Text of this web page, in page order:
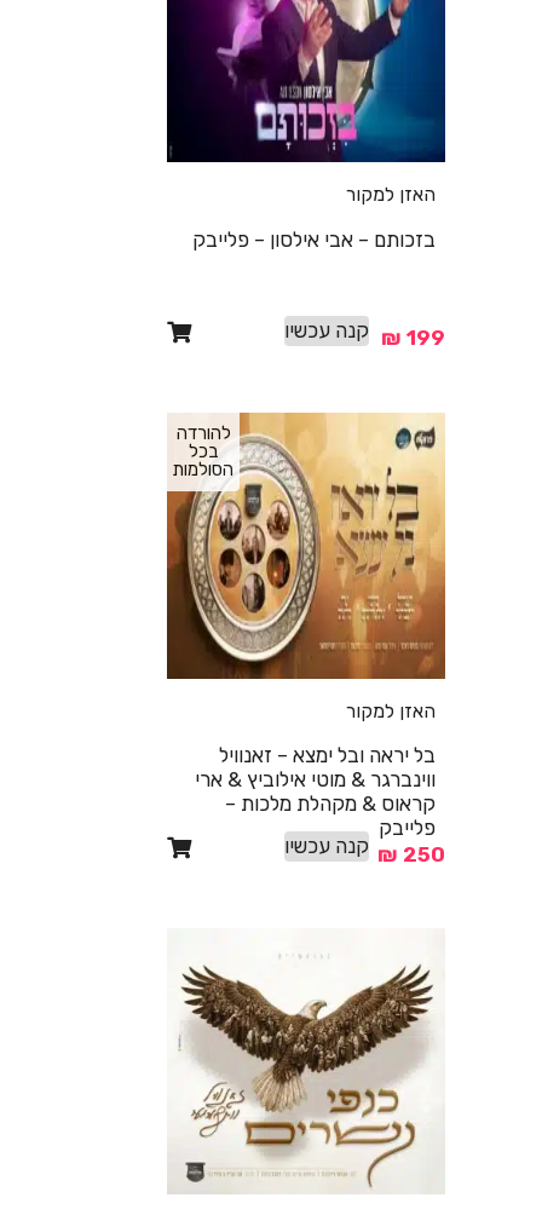
האזן למקור
בזכותם – אבי אילסון – פלייבק
₪ 199 קנה עכשיו
להורדה
בכל
הסולמות
האזן למקור
בל יראה ובל ימצא – זאנוויל
ווינברגר & מוטי אילוביץ & ארי
קראוס & מקהלת מלכות –
פלייבק
₪ 250 קנה עכשיו